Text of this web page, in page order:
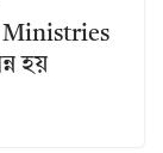
Ministries
হয়